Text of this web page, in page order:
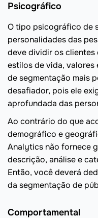
Psicográfico
O tipo psicográfico de
personalidades das
deve dividir os clientes
estilos de vida, valores
de segmentação mais
desafiador, pois ele
aprofundada das
Ao contrário do que
demográfico e
Analytics não fornece
descrição, análise e
Então, você deverá
da segmentação de
Comportamental